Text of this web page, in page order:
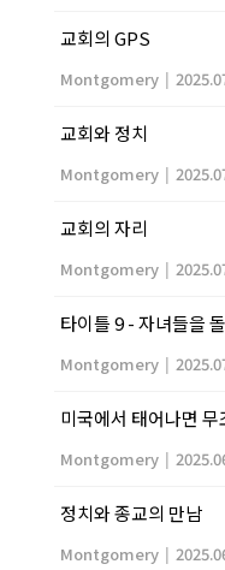
교회의 GPS
Montgomery |
교회와 정치
Montgomery |
교회의 자리
Montgomery |
타이틀 9 - 자녀들을
Montgomery |
미국에서 태어나면
Montgomery |
정치와 종교의 만남
Montgomery |